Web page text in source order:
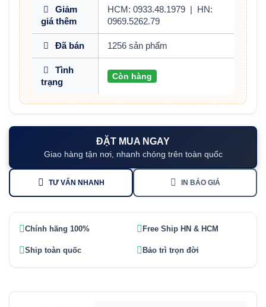
Giảm
giá thêm
HCM: 0933.48.1979
HN:
0969.5262.79
Đã bán 1256 sản phẩm
Tình
trạng
Còn hàng
ĐẶT MUA NGAY
Giao hàng tận nơi, nhanh chóng trên toàn quốc
TƯ VẤN NHANH IN BÁO GIÁ
Chính hãng 100% Free Ship HN & HCM
Ship toàn quốc Bảo trì trọn đời